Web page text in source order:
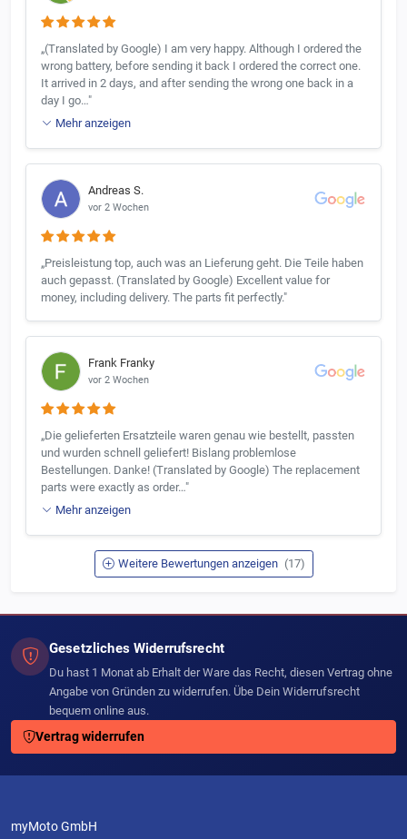
„(Translated by Google) I am very happy. Although I ordered the
wrong battery, before sending it back I ordered the correct one.
It arrived in 2 days, and after sending the wrong one back in a
day I go…"
Mehr anzeigen
Andreas S.
vor 2 Wochen
„Preisleistung top, auch was an Lieferung geht. Die Teile haben
auch gepasst. (Translated by Google) Excellent value for
money, including delivery. The parts fit perfectly."
Frank Franky
vor 2 Wochen
„Die gelieferten Ersatzteile waren genau wie bestellt, passten
und wurden schnell geliefert! Bislang problemlose
Bestellungen. Danke! (Translated by Google) The replacement
parts were exactly as order…"
Mehr anzeigen
Weitere Bewertungen anzeigen (17)
Gesetzliches Widerrufsrecht
Du hast 1 Monat ab Erhalt der Ware das Recht, diesen Vertrag ohne
Angabe von Gründen zu widerrufen. Übe Dein Widerrufsrecht
bequem online aus.
Vertrag widerrufen
myMoto GmbH